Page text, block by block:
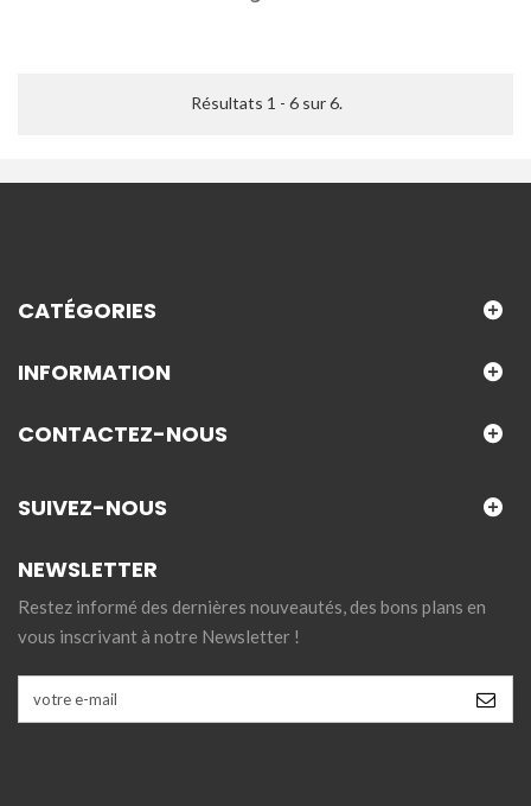
Résultats 1 - 6 sur 6.
CATÉGORIES
INFORMATION
CONTACTEZ-NOUS
SUIVEZ-NOUS
NEWSLETTER
Restez informé des dernières nouveautés, des bons plans en
vous inscrivant à notre Newsletter !